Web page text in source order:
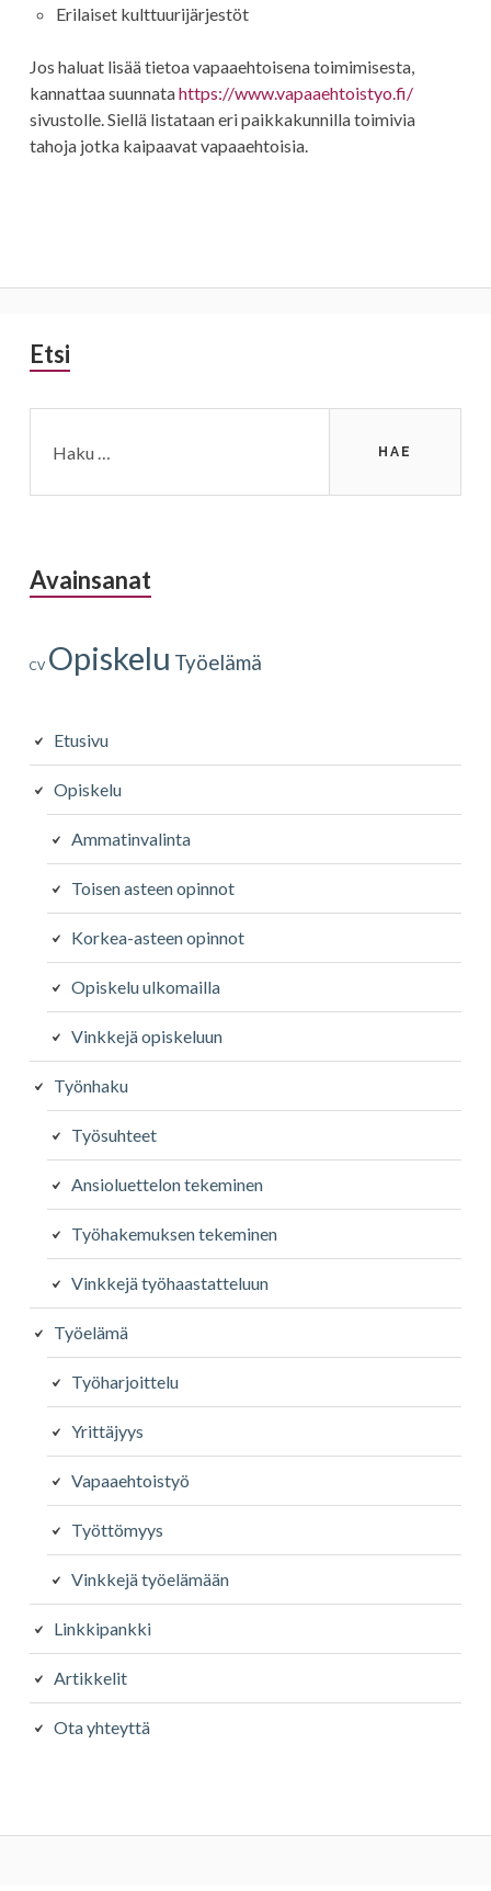
Erilaiset kulttuurijärjestöt
Jos haluat lisää tietoa vapaaehtoisena toimimisesta,
kannattaa suunnatahttps://www.vapaaehtoistyo.fi/
sivustolle. Siellä listataan eri paikkakunnilla toimivia
tahoja jotka kaipaavat vapaaehtoisia.
Sivupalkki
Etsi
Avainsanat
CV Opiskelu Työelämä
Etusivu
Opiskelu
Ammatinvalinta
Toisen asteen opinnot
Korkea-asteen opinnot
Opiskelu ulkomailla
Vinkkejä opiskeluun
Työnhaku
Työsuhteet
Ansioluettelon tekeminen
Työhakemuksen tekeminen
Vinkkejä työhaastatteluun
Työelämä
Työharjoittelu
Yrittäjyys
Vapaaehtoistyö
Työttömyys
Vinkkejä työelämään
Linkkipankki
Artikkelit
Ota yhteyttä